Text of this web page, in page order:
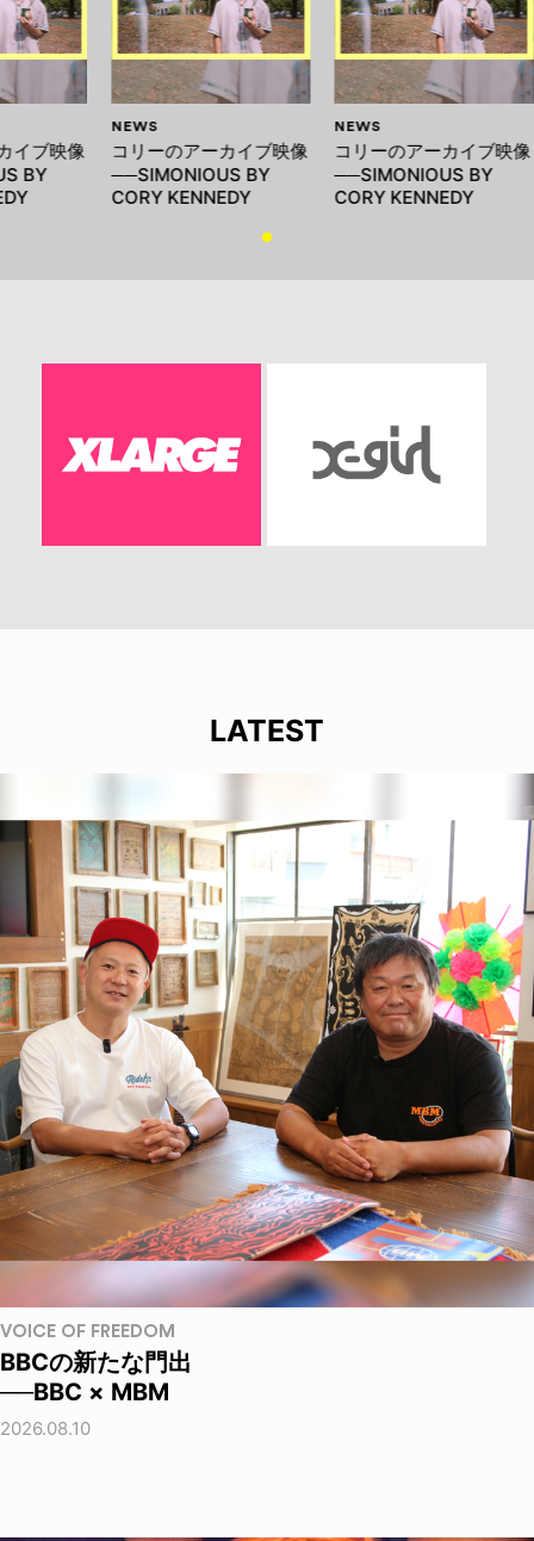
イブ映像
BY
NEWS
コリーのアーカイブ映像
──SIMONIOUS BY
CORY KENNEDY
NEWS
コリーのアーカイブ映像
──SIMONIOUS BY
CORY KENNEDY
LATEST
VOICE OF FREEDOM
BBCの新たな門出
──BBC × MBM
2026.08.10